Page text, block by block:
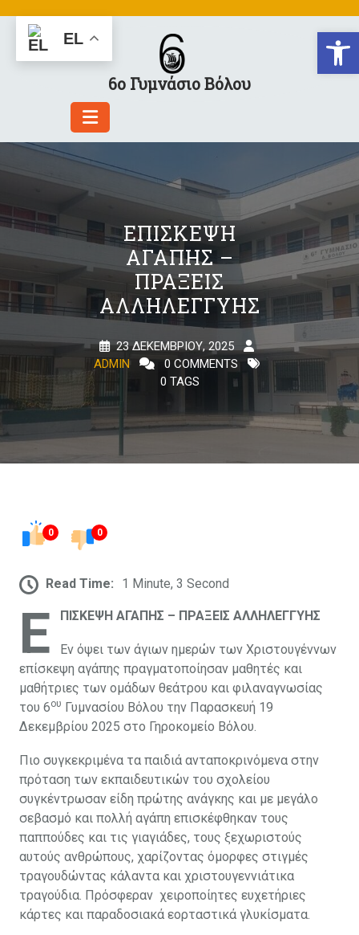
content
6ο Γυμνάσιο Βόλου
ΕΠΙΣΚΕΨΗ
ΑΓΑΠΗΣ –
ΠΡΑΞΕΙΣ
ΑΛΛΗΛΕΓΓΥΗΣ
23 ΔΕΚΕΜΒΡΊΟΥ, 2025
ADMIN
0 COMMENTS
0 TAGS
0 0
Read Time: 1 Minute, 3 Second
Ε ΠΙΣΚΕΨΗ ΑΓΑΠΗΣ – ΠΡΑΞΕΙΣ ΑΛΛΗΛΕΓΓΥΗΣ
Εν όψει των άγιων ημερών των Χριστουγέννων
επίσκεψη αγάπης πραγματοποίησαν μαθητές και
μαθήτριες των ομάδων θεάτρου και φιλαναγνωσίας
του 6ου Γυμνασίου Βόλου την Παρασκευή 19
Δεκεμβρίου 2025 στο Γηροκομείο Βόλου.
Πιο συγκεκριμένα τα παιδιά ανταποκρινόμενα στην
πρόταση των εκπαιδευτικών του σχολείου
συγκέντρωσαν είδη πρώτης ανάγκης και με μεγάλο
σεβασμό και πολλή αγάπη επισκέφθηκαν τους
παππούδες και τις γιαγιάδες, τους ξεχωριστούς
αυτούς ανθρώπους, χαρίζοντας όμορφες στιγμές
τραγουδώντας κάλαντα και χριστουγεννιάτικα
τραγούδια. Πρόσφεραν χειροποίητες ευχετήριες
κάρτες και παραδοσιακά εορταστικά γλυκίσματα.
EL